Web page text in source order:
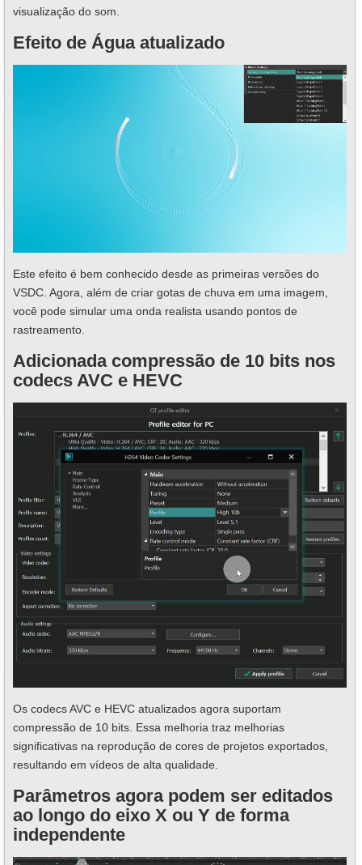
visualização do som.
Efeito de Água atualizado
Este efeito é bem conhecido desde as primeiras versões do
VSDC. Agora, além de criar gotas de chuva em uma imagem,
você pode simular uma onda realista usando pontos de
rastreamento.
Adicionada compressão de 10 bits nos
codecs AVC e HEVC
Os codecs AVC e HEVC atualizados agora suportam
compressão de 10 bits. Essa melhoria traz melhorias
significativas na reprodução de cores de projetos exportados,
resultando em vídeos de alta qualidade.
Parâmetros agora podem ser editados
ao longo do eixo X ou Y de forma
independente